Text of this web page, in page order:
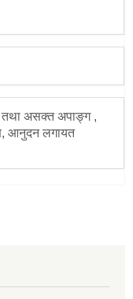
तथा असक्त अपाङ्ग ,
आनुदन लगायत